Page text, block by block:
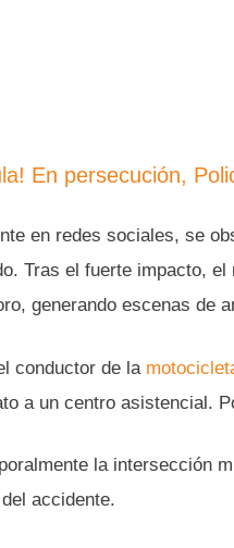
En persecución,
en redes sociales, se
Tras el fuerte impacto,
generando escenas de
conductor de la
a un centro asistencial.
la intersección
accidente.